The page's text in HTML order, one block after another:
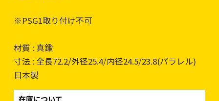
※PSG1取り付け不可
材質 : 真鍮
寸法 : 全長72.2/外径25.4/内径24.5/23.8(パラレル)
日本製
在庫について